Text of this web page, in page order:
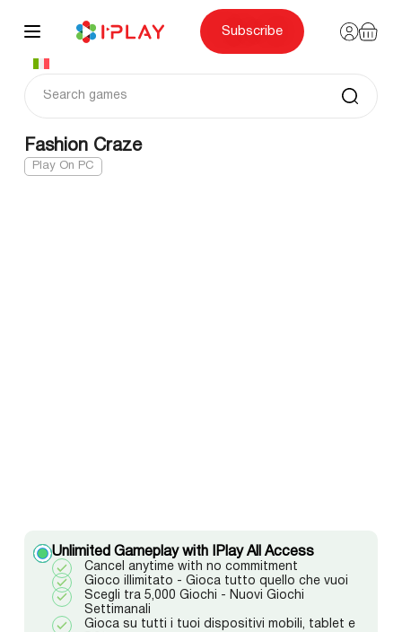
content
Subscribe
Fashion Craze
Play On PC
Unlimited Gameplay with IPlay All Access
Cancel anytime with no commitment
Gioco illimitato - Gioca tutto quello che vuoi
Scegli tra 5,000 Giochi - Nuovi Giochi
Settimanali
Gioca su tutti i tuoi dispositivi mobili, tablet e